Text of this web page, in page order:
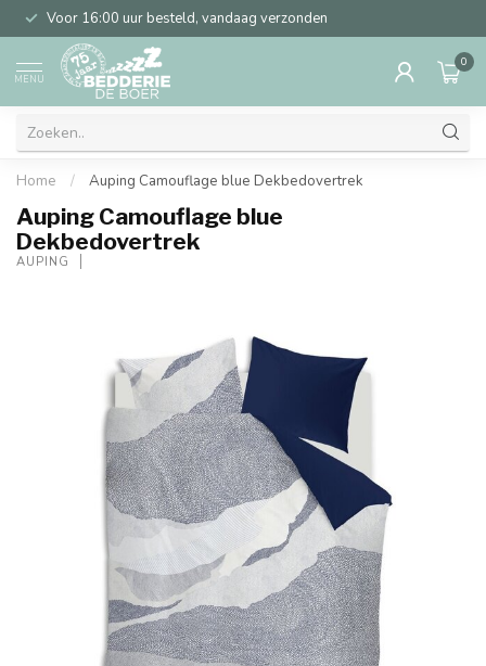
Voor 16:00 uur besteld, vandaag verzonden
MENU
0
Home / Auping Camouflage blue Dekbedovertrek
Auping Camouflage blue
Dekbedovertrek
AUPING